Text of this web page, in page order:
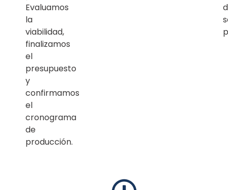
Evaluamos
la
viabilidad,
finalizamos
el
presupuesto
y
confirmamos
el
cronograma
de
producción.